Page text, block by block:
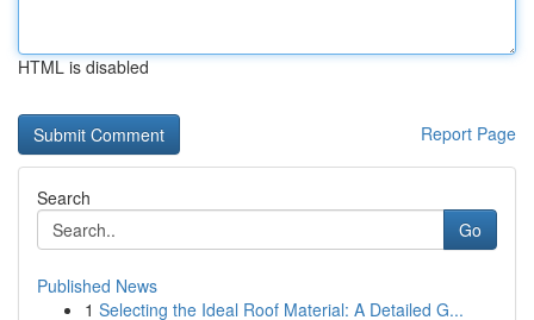
HTML is disabled
Report Page
Search
Go
Published News
1 Selecting the Ideal Roof Material: A Detailed G...